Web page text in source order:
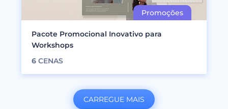
Pacote Promocional Inovativo para
Workshops
6 CENAS
CARREGUE MAIS